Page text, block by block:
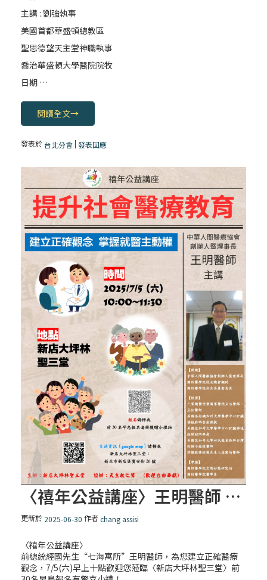
主講 : 劉強執事
美國首都華盛頓總教區
聖思德望天主堂神職執事
喬治華盛頓大學醫院院牧
日期 …
閱讀全文→
發表於 台北分會|發表回應
〈禧年公益講座〉王明醫師 – 提升社會醫療教育
更新於 2025-06-30 作者chang assisi
〈禧年公益講座〉
前總統經國先生“七海寓所”王明醫師，為您建立正確醫療
觀念，7/5(六)早上十點歡迎您蒞臨〈新店大坪林聖三堂〉前